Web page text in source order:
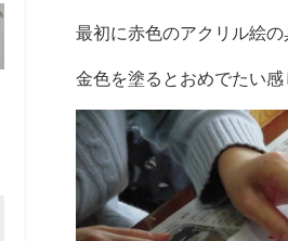
最初に赤色のアクリル絵
金色を塗るとおめでたい感